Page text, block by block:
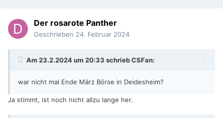
Der rosarote Panther
Geschrieben 24. Februar 2024
Am 23.2.2024 um 20:33 schriebCSFan:
war nicht mal Ende März Börse in Deidesheim?
Ja stimmt, ist noch nicht allzu lange her.